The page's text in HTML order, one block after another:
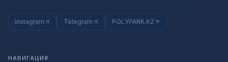
Instagram Telegram POLYPARK.KZ
НАВИГАЦИЯ